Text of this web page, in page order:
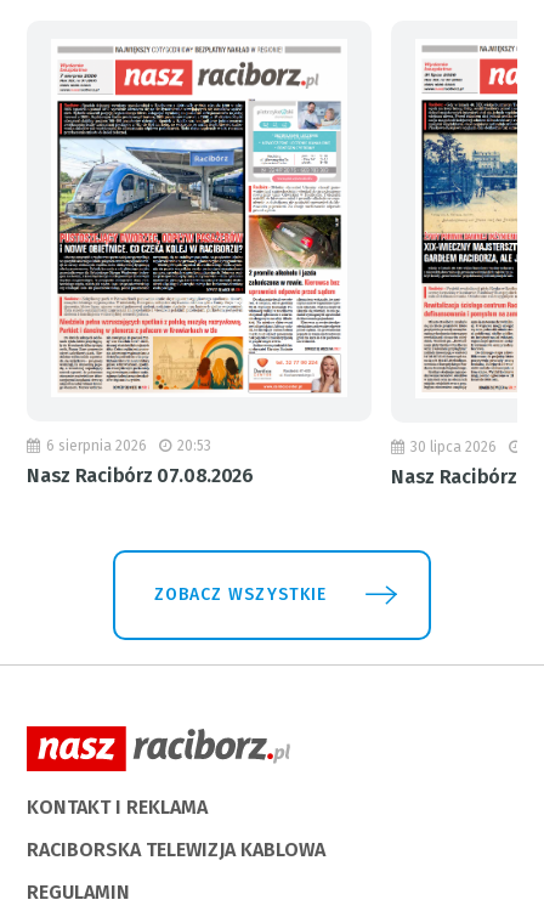
6 sierpnia 2026 20:53
Nasz Racibórz 07.08.2026
30 lipca 2026
Nasz Racibórz
ZOBACZ WSZYSTKIE
KONTAKT I REKLAMA
RACIBORSKA TELEWIZJA KABLOWA
REGULAMIN